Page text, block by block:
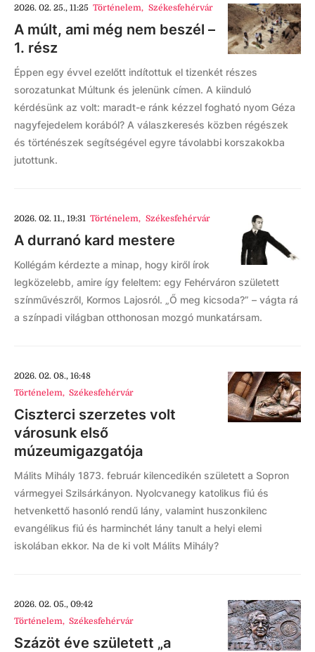
2026. 02. 25., 11:25 Történelem, Székesfehérvár
A múlt, ami még nem beszél –
1. rész
Éppen egy évvel ezelőtt indítottuk el tizenkét részes
sorozatunkat Múltunk és jelenünk címen. A kiinduló
kérdésünk az volt: maradt-e ránk kézzel fogható nyom Géza
nagyfejedelem korából? A válaszkeresés közben régészek
és történészek segítségével egyre távolabbi korszakokba
jutottunk.
2026. 02. 11., 19:31 Történelem, Székesfehérvár
A durranó kard mestere
Kollégám kérdezte a minap, hogy kiről írok
legközelebb, amire így feleltem: egy Fehérváron született
színművészről, Kormos Lajosról. „Ő meg kicsoda?” – vágta rá
a színpadi világban otthonosan mozgó munkatársam.
2026. 02. 08., 16:48
Történelem, Székesfehérvár
Ciszterci szerzetes volt
városunk első
múzeumigazgatója
Málits Mihály 1873. február kilencedikén született a Sopron
vármegyei Szilsárkányon. Nyolcvanegy katolikus fiú és
hetvenkettő hasonló rendű lány, valamint huszonkilenc
evangélikus fiú és harminchét lány tanult a helyi elemi
iskolában ekkor. Na de ki volt Málits Mihály?
2026. 02. 05., 09:42
Történelem, Székesfehérvár
Százöt éve született „a